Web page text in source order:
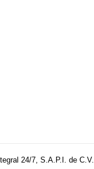
24/7, S.A.P.I. de C.V.